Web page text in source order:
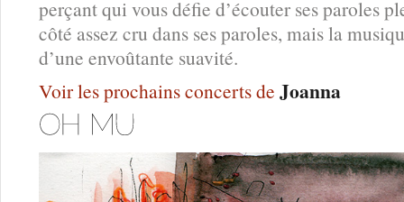
perçant qui vous défie d’écouter ses paroles
côté assez cru dans ses paroles, mais la
d’une envoûtante suavité.
Voir les prochains concerts de Joanna